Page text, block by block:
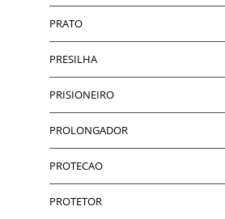
PRATO
PRESILHA
PRISIONEIRO
PROLONGADOR
PROTECAO
PROTETOR